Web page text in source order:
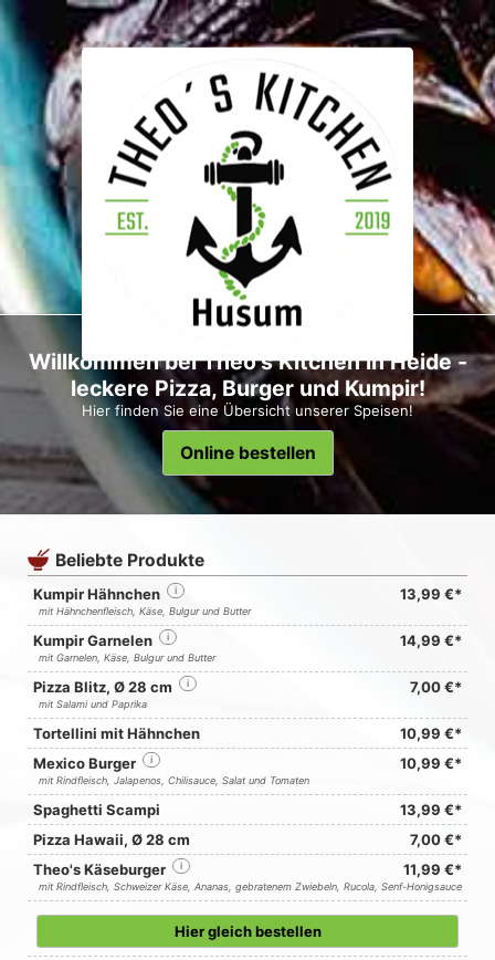
Willkommen bei Theo's Kitchen in Heide -
leckere Pizza, Burger und Kumpir!
Hier finden Sie eine Übersicht unserer Speisen!
Online bestellen
Beliebte Produkte
Kumpir Hähnchen i 13,99 €*
mit Hähnchenfleisch, Käse, Bulgur und Butter
Kumpir Garnelen i 14,99 €*
mit Garnelen, Käse, Bulgur und Butter
Pizza Blitz, Ø 28 cm i 7,00 €*
mit Salami und Paprika
Tortellini mit Hähnchen
10,99 €*
Mexico Burger
i 10,99 €*
mit Rindfleisch, Jalapenos, Chilisauce, Salat und Tomaten
Spaghetti Scampi
13,99 €*
Pizza Hawaii, Ø 28 cm
7,00 €*
Theo's Käseburger
i 11,99 €*
mit Rindfleisch, Schweizer Käse, Ananas, gebratenem Zwiebeln, Rucola, Senf-Honigsauce
Hier gleich bestellen